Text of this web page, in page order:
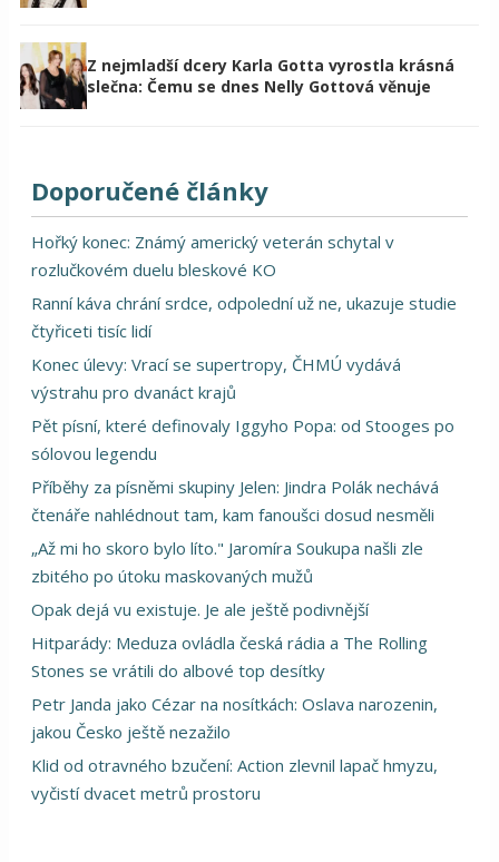
Z nejmladší dcery Karla Gotta vyrostla krásná
slečna: Čemu se dnes Nelly Gottová věnuje
Doporučené články
Hořký konec: Známý americký veterán schytal v
rozlučkovém duelu bleskové KO
Ranní káva chrání srdce, odpolední už ne, ukazuje studie
čtyřiceti tisíc lidí
Konec úlevy: Vrací se supertropy, ČHMÚ vydává
výstrahu pro dvanáct krajů
Pět písní, které definovaly Iggyho Popa: od Stooges po
sólovou legendu
Příběhy za písněmi skupiny Jelen: Jindra Polák nechává
čtenáře nahlédnout tam, kam fanoušci dosud nesměli
„Až mi ho skoro bylo líto." Jaromíra Soukupa našli zle
zbitého po útoku maskovaných mužů
Opak dejá vu existuje. Je ale ještě podivnější
Hitparády: Meduza ovládla česká rádia a The Rolling
Stones se vrátili do albové top desítky
Petr Janda jako Cézar na nosítkách: Oslava narozenin,
jakou Česko ještě nezažilo
Klid od otravného bzučení: Action zlevnil lapač hmyzu,
vyčistí dvacet metrů prostoru